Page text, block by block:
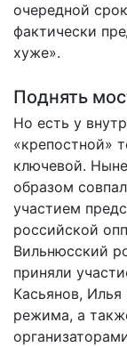
очередной
фактически
хуже».
Поднять
Но есть у
«крепостной»
ключевой.
образом
участием
российской
Вильнюсский
приняли
Касьянов,
режима, а